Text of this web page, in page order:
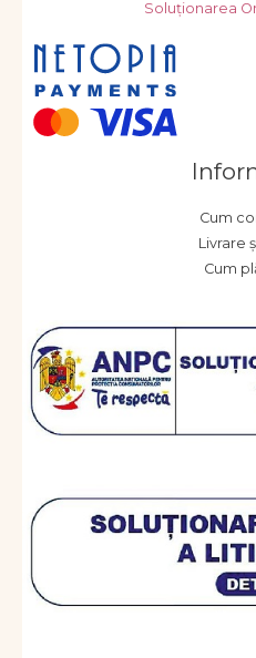
Soluționarea
Cum
Livrare
Cum